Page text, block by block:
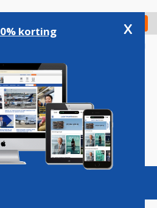
Check in
Podcasts Vacatures
korting x